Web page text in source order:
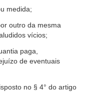
medida;
outro da mesma
vícios;
paga,
de eventuais
no § 4° do artigo